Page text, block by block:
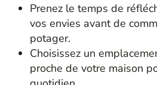
Prenez le temps de
vos envies avant de
potager.
Choisissez un
proche de votre maison